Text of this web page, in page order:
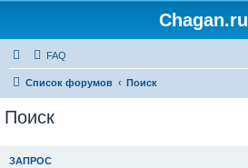
Chagan.ru
FAQ
Список форумов Поиск
Поиск
ЗАПРОС